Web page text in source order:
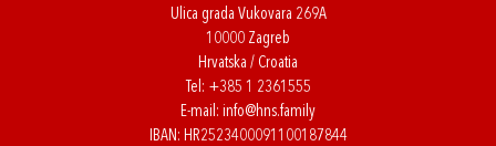
Ulica grada Vukovara 269A
10000 Zagreb
Hrvatska / Croatia
Tel: +385 1 2361555
E-mail: info@hns.family
IBAN: HR2523400091100187844